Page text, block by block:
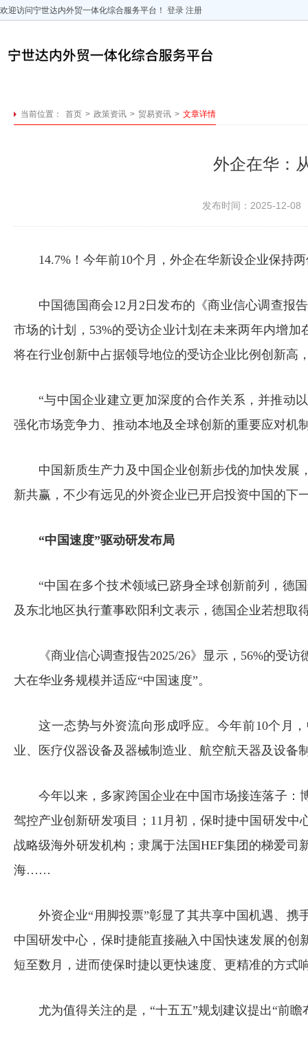
欢迎访问宁世达内外贸一体化综合服务平台！ 登录 注册
当前位置： 首页 > 政策资讯 > 贸易资讯 > 文章详情
外企在华：
发布时间：2025-12-08
14.7%！今年前10个月，外企在华新设企业保
中国德国商会12月2日发布的《商业信心调查报
市场的计划，53%的受访企业计划在未来两年内增
将在行业创新中占据领导地位的受访企业比例创新高
“与中国企业建立更加深度的合作关系，并推动
强化市场竞争力、推动本地及全球创新的重要应对机
中国新质生产力及中国企业创新步伐的加快发
新共赢，不少有远见的外资企业已开启投资中国的下
“中国速度”驱动研发布局
“中国在多个技术领域已跻身全球创新前列，德
及东北地区执行董事欧阳利文表示，德国企业若想取
《商业信心调查报告2025/26》显示，56%的受
大在华业务规模并适应“中国速度”。
这一态势与外资流向形成呼应。今年前10个月
业、医疗仪器设备及器械制造业、航空航天器及设备
今年以来，多家跨国企业在中国市场接连落子：
驾控产业创新研发项目；11月初，保时捷中国研发
战略级海外研发机构；隶属于法国HEF集团的梯爱
海……
外资企业“用脚投票”彰显了其共享中国机遇、
中国研发中心，保时捷能直接融入中国快速发展的
短至数月，进而使保时捷以更快速度、更精准的方式
尤为值得关注的是，“十五五”规划建议提出“前